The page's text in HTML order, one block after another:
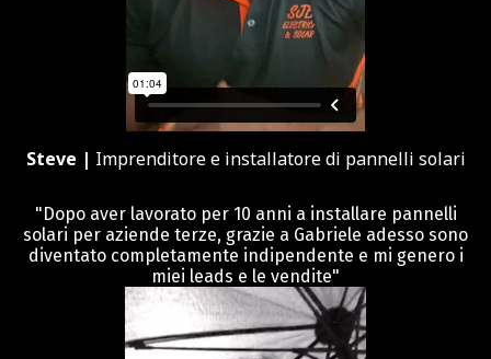
Steve | Imprenditore e installatore di pannelli solari
"Dopo aver lavorato per 10 anni a installare pannelli
solari per aziende terze, grazie a Gabriele adesso sono
diventato completamente indipendente e mi genero i
miei leads e le vendite"